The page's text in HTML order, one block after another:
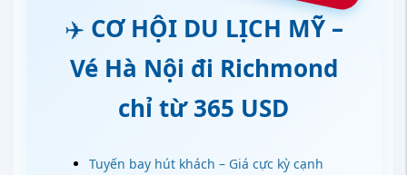
✈️ CƠ HỘI DU LỊCH MỸ –
Vé Hà Nội đi Richmond
chỉ từ 365 USD
Tuyến bay hút khách – Giá cực kỳ cạnh